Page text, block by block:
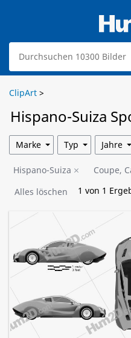
ClipArt >
Hispano-Suiza
Blaupausen
Hispano-Suiza
Coupe,
Alles löschen
1 von 1
Marke Typ Jahre